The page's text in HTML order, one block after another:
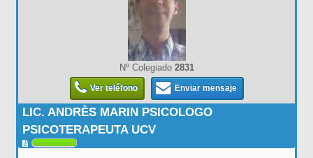
Nº Colegiado 2831
Ver teléfono Enviar mensaje
LIC. ANDRÈS MARIN PSICOLOGO
PSICOTERAPEUTA UCV